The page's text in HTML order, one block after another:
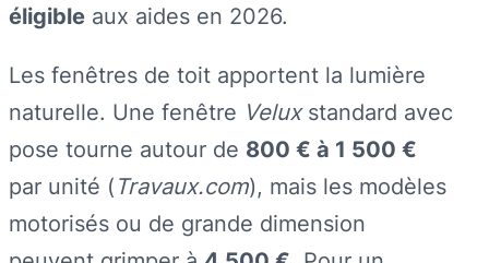
éligible aux aides en 2026.
Les fenêtres de toit apportent la lumière
naturelle. Une fenêtre Veluxstandard avec
pose tourne autour de 800 € à 1 500 €
par unité ( Travaux.com), mais les modèles
motorisés ou de grande dimension